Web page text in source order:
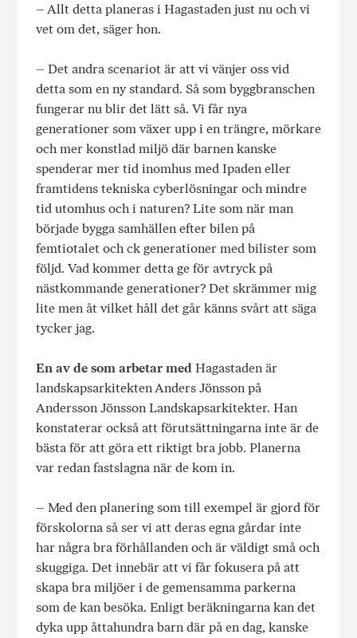
– Allt detta planeras i Hagastaden just nu och vi
vet om det, säger hon.
– Det andra scenariot är att vi vänjer oss vid
detta som en ny standard. Så som byggbranschen
fungerar nu blir det lätt så. Vi får nya
generationer som växer upp i en trängre, mörkare
och mer konstlad miljö där barnen kanske
spenderar mer tid inomhus med Ipaden eller
framtidens tekniska cyberlösningar och mindre
tid utomhus och i naturen? Lite som när man
började bygga samhällen efter bilen på
femtiotalet och ck generationer med bilister som
följd. Vad kommer detta ge för avtryck på
nästkommande generationer? Det skrämmer mig
lite men åt vilket håll det går känns svårt att säga
tycker jag.
En av de som arbetar med Hagastaden är
landskapsarkitekten Anders Jönsson på
Andersson Jönsson Landskapsarkitekter. Han
konstaterar också att förutsättningarna inte är de
bästa för att göra ett riktigt bra jobb. Planerna
var redan fastslagna när de kom in.
– Med den planering som till exempel är gjord för
förskolorna så ser vi att deras egna gårdar inte
har några bra förhållanden och är väldigt små och
skuggiga. Det innebär att vi får fokusera på att
skapa bra miljöer i de gemensamma parkerna
som de kan besöka. Enligt beräkningarna kan det
dyka upp åttahundra barn där på en dag, kanske